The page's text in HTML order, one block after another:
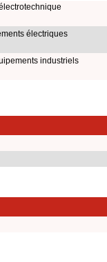
électriques
industriels